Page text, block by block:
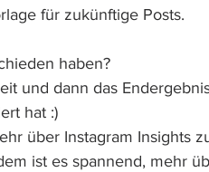
für zukünftige Posts.
haben?
und dann das
hat :)
über Instagram Insights
ist es spannend, mehr